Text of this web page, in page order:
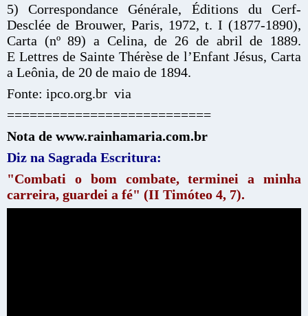
5) Correspondance Générale, Éditions du Cerf-
Desclée de Brouwer, Paris, 1972, t. I (1877-1890),
Carta (­­nº 89) a Celina, de 26 de abril de 1889.
E Lettres de Sainte Thérèse de l’Enfant Jésus, Carta
a Leônia, de 20 de maio de 1894.
Fonte: ipco.org.br via
===========================
Nota de www.rainhamaria.com.br
Diz na Sagrada Escritura:
"Combati o bom combate, terminei a minha
carreira, guardei a fé" (II Timóteo 4, 7).